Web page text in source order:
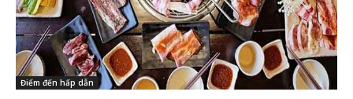
Điểm đến hấp dẫn